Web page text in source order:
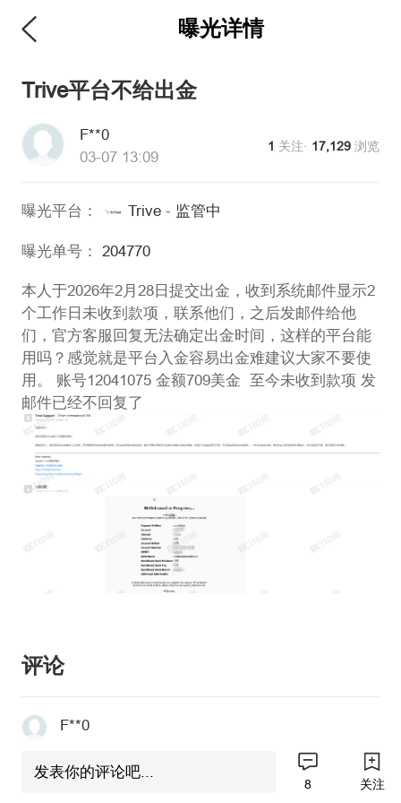
曝光详情
Trive平台不给出金
F**0
03-07 13:09
1 关注· 17,129 浏览
曝光平台： Trive- 监管中
曝光单号： 204770
本人于2026年2月28日提交出金，收到系统邮件显示2
个工作日未收到款项，联系他们，之后发邮件给他
们，官方客服回复无法确定出金时间，这样的平台能
用吗？感觉就是平台入金容易出金难建议大家不要使
用。 账号12041075 金额709美金 至今未收到款项 发
邮件已经不回复了
评论
F**0
发表你的评论吧...
8 关注